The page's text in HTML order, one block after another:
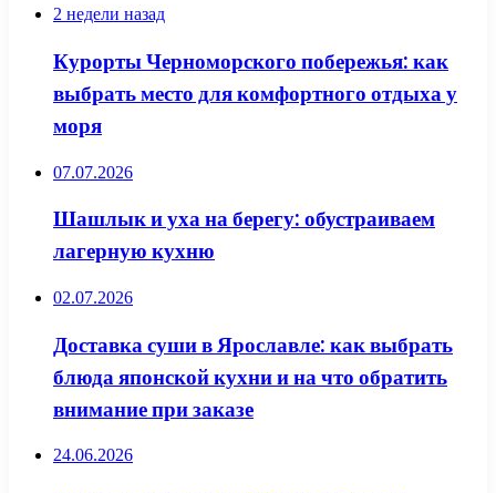
2 недели назад
Курорты Черноморского побережья: как
выбрать место для комфортного отдыха у
моря
07.07.2026
Шашлык и уха на берегу: обустраиваем
лагерную кухню
02.07.2026
Доставка суши в Ярославле: как выбрать
блюда японской кухни и на что обратить
внимание при заказе
24.06.2026